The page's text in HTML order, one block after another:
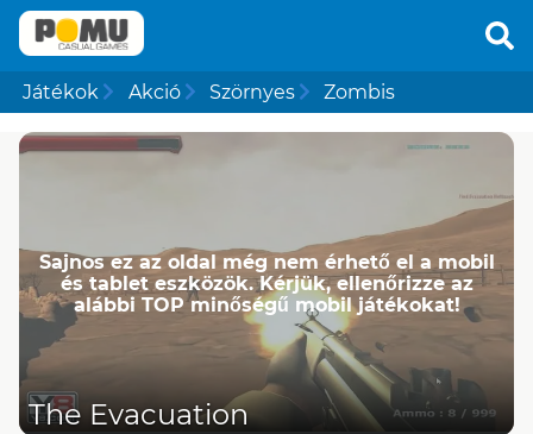
Játékok Akció Szörnyes Zombis
Sajnos ez az oldal még nem érhető el a mobil
és tablet eszközök. Kérjük, ellenőrizze az
alábbi TOP minőségű mobil játékokat!
The Evacuation